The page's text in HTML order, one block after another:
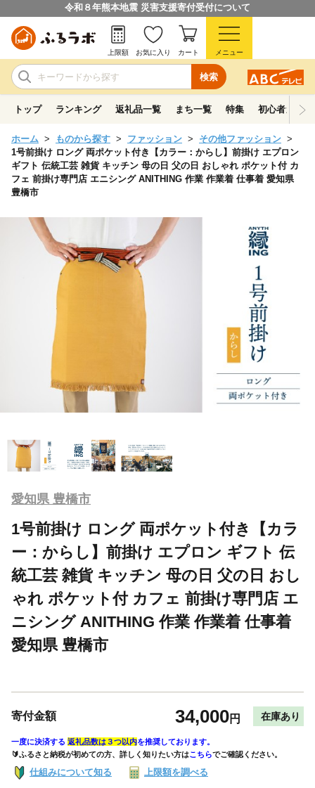
令和８年熊本地震 災害支援寄付受付について
検索
上限額 お気に入り カート メニュー
トップ ランキング 返礼品一覧 まち一覧 特集 初心者ガイド
ホーム ものから探す ファッション
その他ファッション
1号前掛け ロング 両ポケット付き【カラー：からし】前掛け エプロン
ギフト 伝統工芸 雑貨 キッチン 母の日 父の日 おしゃれ ポケット付 カ
フェ 前掛け専門店 エニシング ANITHING 作業 作業着 仕事着 愛知県
豊橋市
愛知県 豊橋市
1号前掛け ロング 両ポケット付き【カラ
ー：からし】前掛け エプロン ギフト 伝
統工芸 雑貨 キッチン 母の日 父の日 おし
ゃれ ポケット付 カフェ 前掛け専門店 エ
ニシング ANITHING 作業 作業着 仕事着
愛知県 豊橋市
寄付金額 34,000円 在庫あり
一度に決済する 返礼品数は３つ以内を推奨しております。
🔰ふるさと納税が初めての方、詳しく知りたい方はこちらでご確認ください。
仕組みについて知る 上限額を調べる